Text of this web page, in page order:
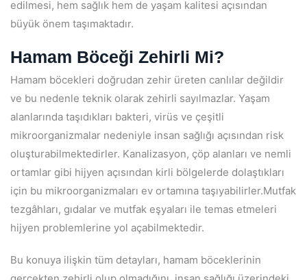
edilmesi, hem sağlık hem de yaşam kalitesi açısından
büyük önem taşımaktadır.
Hamam Böceği Zehirli Mi?
Hamam böcekleri doğrudan zehir üreten canlılar değildir
ve bu nedenle teknik olarak zehirli sayılmazlar. Yaşam
alanlarında taşıdıkları bakteri, virüs ve çeşitli
mikroorganizmalar nedeniyle insan sağlığı açısından risk
oluşturabilmektedirler. Kanalizasyon, çöp alanları ve nemli
ortamlar gibi hijyen açısından kirli bölgelerde dolaştıkları
için bu mikroorganizmaları ev ortamına taşıyabilirler.Mutfak
tezgâhları, gıdalar ve mutfak eşyaları ile temas etmeleri
hijyen problemlerine yol açabilmektedir.
Bu konuya ilişkin tüm detayları, hamam böceklerinin